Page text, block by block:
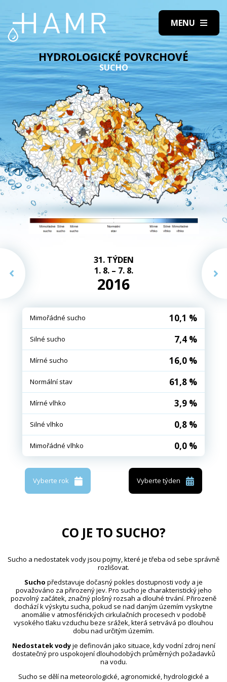
HYDROLOGICKÉ POVRCHOVÉ
SUCHO
31. TÝDEN
1. 8. – 7. 8.
2016
Mimořádné sucho 10,1 %
Silné sucho 7,4 %
Mírné sucho 16,0 %
Normální stav 61,8 %
Mírné vlhko 3,9 %
Silné vlhko 0,8 %
Mimořádné vlhko 0,0 %
Vyberte rok Vyberte týden
CO JE TO SUCHO?
Sucho a nedostatek vody jsou pojmy, které je třeba od sebe správně
rozlišovat.
Sucho představuje dočasný pokles dostupnosti vody a je
považováno za přirozený jev. Pro sucho je charakteristický jeho
pozvolný začátek, značný plošný rozsah a dlouhé trvání. Přirozeně
dochází k výskytu sucha, pokud se nad daným územím vyskytne
anomálie v atmosférických cirkulačních procesech v podobě
vysokého tlaku vzduchu beze srážek, která setrvává po dlouhou
dobu nad určitým územím.
Nedostatek vodyje definován jako situace, kdy vodní zdroj není
dostatečný pro uspokojení dlouhodobých průměrných požadavků
na vodu.
Sucho se dělí na meteorologické, agronomické, hydrologické a